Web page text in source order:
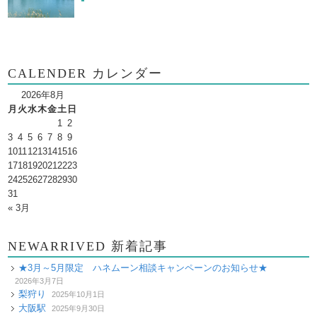
CALENDER カレンダー
2026年8月
月 火水木金土 日
1
2
3 4 5 6 7 8 9
1011 1213141516
1718192021 2223
24252627282930
31
« 3月
NEWARRIVED 新着記事
★3月～5月限定 ハネムーン相談キャンペーンのお知らせ★
2026年3月7日
梨狩り 2025年10月1日
大阪駅 2025年9月30日